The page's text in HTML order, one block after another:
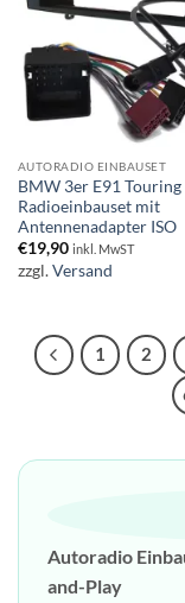
AUTORADIO EINBAUSET
BMW 3er E91 Touring
Radioeinbauset mit
Antennenadapter ISO
€19,90 inkl. MwST
zzgl.Versand
1 2
Autoradio
and-Play